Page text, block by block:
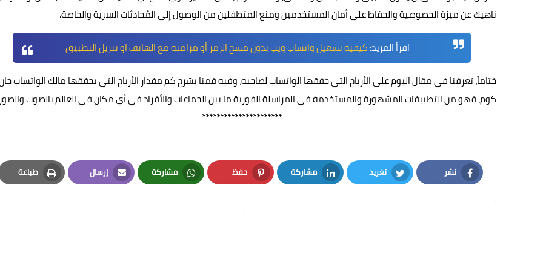
ناهيك عن ميزة الخصوصية والحفاظ على أمان المستخدمين ومنع المتطفلين من الوصول إلى المُحادثات السرية والخاصة.
اقرأ المزيد:كيفية تشغيل واتساب ويب بدون مسح الرمز أو مزامنة مع الهاتف او تنزيل التطبيق
ختاماً، تعرفنا في مقال اليوم على الأرباح التي حققها الواتساب لصاحبه، وفيه قمنا بشرح كم مقدار الأرباح التي يحققها مالك الواتساب
كوم، فهو من التطبيقات المشهورة والمستخدمة في المراسلة الفورية ما بين الجماعات والأفراد في أي مكان في العالم بالصوت
**********************
نشر
Facebook
تغريد
Twitter
مشاركة
LinkedIn
حفظ
Pinterest
مشاركة
Whatsapp
إرسال
Email
طباعة
Print